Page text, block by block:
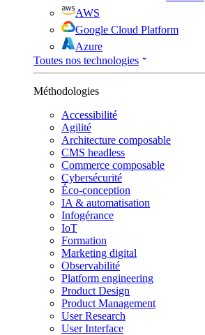
AWS
Google Cloud Platform
Azure
Toutes nos technologies
Méthodologies
Accessibilité
Agilité
Architecture composable
CMS headless
Commerce composable
Cybersécurité
Éco-conception
IA & automatisation
Infogérance
IoT
Formation
Marketing digital
Observabilité
Platform engineering
Product Design
Product Management
User Research
User Interface